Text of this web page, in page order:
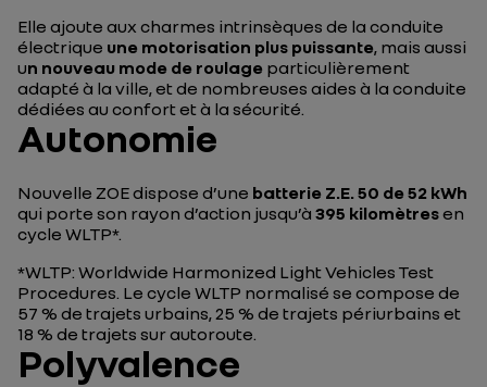
Elle ajoute aux charmes intrinsèques de la conduite
électrique une motorisation plus puissante, mais aussi
un nouveau mode de roulage particulièrement
adapté à la ville, et de nombreuses aides à la conduite
dédiées au confort et à la sécurité.
Autonomie
Nouvelle ZOE dispose d’une batterie Z.E. 50 de 52 kWh
qui porte son rayon d’action jusqu’à 395 kilomètresen
cycle WLTP*.
*WLTP: Worldwide Harmonized Light Vehicles Test
Procedures. Le cycle WLTP normalisé se compose de
57 % de trajets urbains, 25 % de trajets périurbains et
18 % de trajets sur autoroute.
Polyvalence